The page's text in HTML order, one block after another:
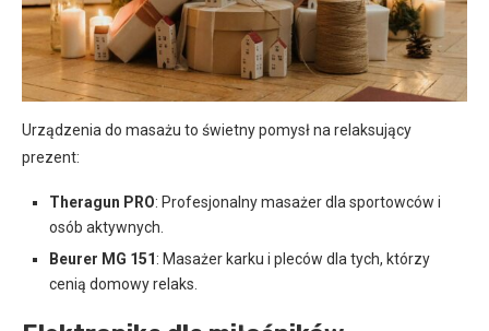
Urządzenia do masażu to świetny pomysł na relaksujący
prezent:
Theragun PRO: Profesjonalny masażer dla sportowców i
osób aktywnych.
Beurer MG 151 : Masażer karku i pleców dla tych, którzy
cenią domowy relaks.